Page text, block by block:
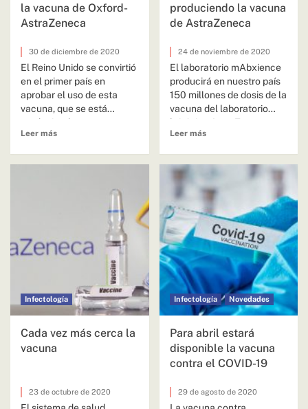
la vacuna de Oxford-
AstraZeneca
30 de diciembre de 2020
El Reino Unido se convirtió
en el primer país en
aprobar el uso de esta
vacuna, que se está
produciendo...
Leer más
produciendo la vacuna
de AstraZeneca
24 de noviembre de 2020
El laboratorio mAbxience
producirá en nuestro país
150 millones de dosis de la
vacuna del laboratorio
británico AstraZeneca y
la...
Leer más
Infectología
Cada vez más cerca la
vacuna
23 de octubre de 2020
Infectología Novedades
Para abril estará
disponible la vacuna
contra el COVID-19
29 de agosto de 2020